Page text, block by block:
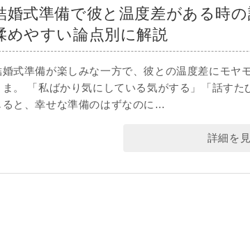
婚式準備で彼と温度差がある時の
めやすい論点別に解説
婚式準備が楽しみな一方で、彼との温度差にモヤ
ま。 「私ばかり気にしている気がする」「話すた
ると、幸せな準備のはずなのに…
詳細を